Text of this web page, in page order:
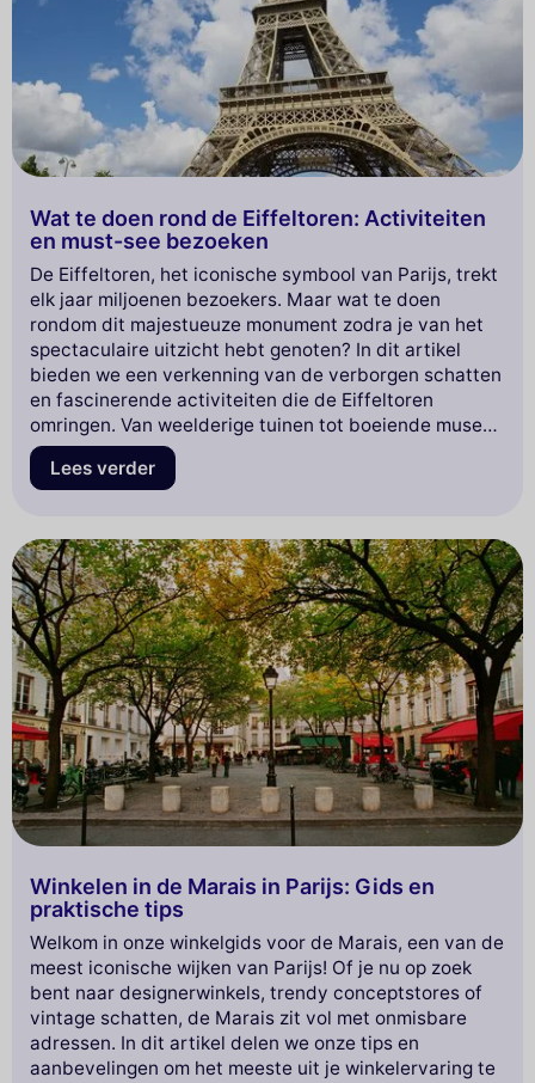
Wat te doen rond de Eiffeltoren: Activiteiten
en must-see bezoeken
De Eiffeltoren, het iconische symbool van Parijs, trekt
elk jaar miljoenen bezoekers. Maar wat te doen
rondom dit majestueuze monument zodra je van het
spectaculaire uitzicht hebt genoten? In dit artikel
bieden we een verkenning van de verborgen schatten
en fascinerende activiteiten die de Eiffeltoren
omringen. Van weelderige tuinen tot boeiende musea,
en van verfijnde restaurants tot romantische
wandelingen langs de Seine, er is zoveel te
Franse hoofdstad! Lees verder om je Parijse avontuur
te plannen.
Lees verder
Winkelen in de Marais in Parijs: Gids en
praktische tips
Welkom in onze winkelgids voor de Marais, een van de
meest iconische wijken van Parijs! Of je nu op zoek
bent naar designerwinkels, trendy conceptstores of
vintage schatten, de Marais zit vol met onmisbare
adressen. In dit artikel delen we onze tips en
aanbevelingen om het meeste uit je winkelervaring te